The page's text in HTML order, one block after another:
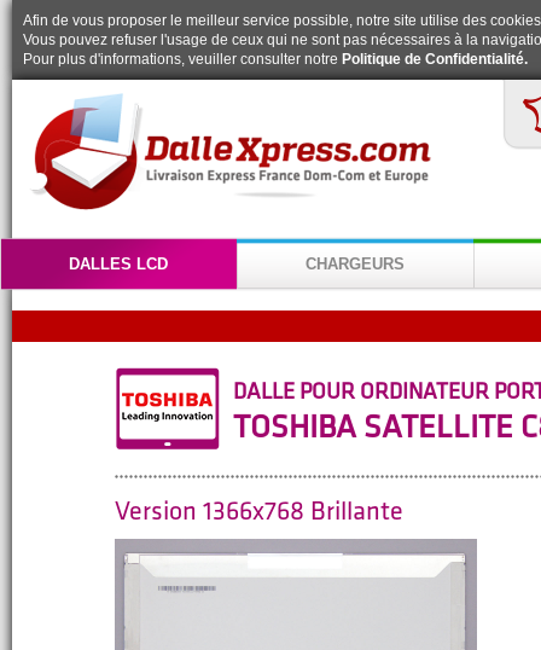
Afin de vous proposer le meilleur service possible, notre site utilise des
Vous pouvez refuser l'usage de ceux qui ne sont pas nécessaires à la
Pour plus d'informations, veuiller consulter notre Politique de Confidentialité.
DALLES LCD CHARGEURS
DALLE POUR ORDINATEUR
TOSHIBA SATELLITE
Version 1366x768 Brillante